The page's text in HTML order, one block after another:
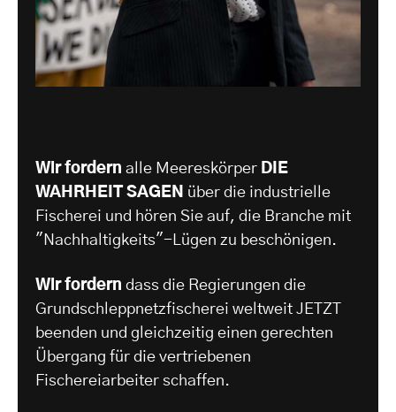
Wir fordern alle Meereskörper DIE
WAHRHEIT SAGEN über die industrielle
Fischerei und hören Sie auf, die Branche mit
"Nachhaltigkeits"-Lügen zu beschönigen.
Wir fordern dass die Regierungen die
Grundschleppnetzfischerei weltweit JETZT
beenden und gleichzeitig einen gerechten
Übergang für die vertriebenen
Fischereiarbeiter schaffen.